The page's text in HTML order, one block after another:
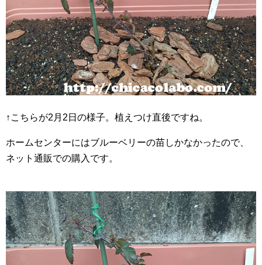
↑こちらが2月2日の様子。植えつけ直後ですね。
ホームセンターにはブルーベリーの苗しかなかったので、
ネット通販での購入です。